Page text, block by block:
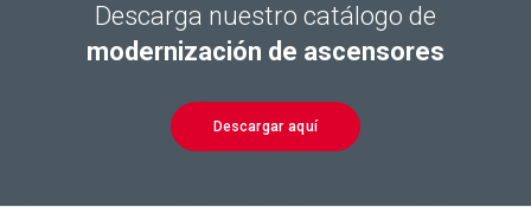
Descarga nuestro catálogo de
modernización de ascensores
Descargar aquí